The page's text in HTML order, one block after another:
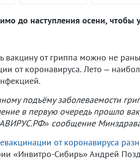
до наступления осени, чтобы
вакцину от гриппа можно не
от коронавируса. Лето –
подъёму заболеваемости
в первую очередь прошло
сообщение
от коронавируса
«Инвитро-Сибирь» Андрей